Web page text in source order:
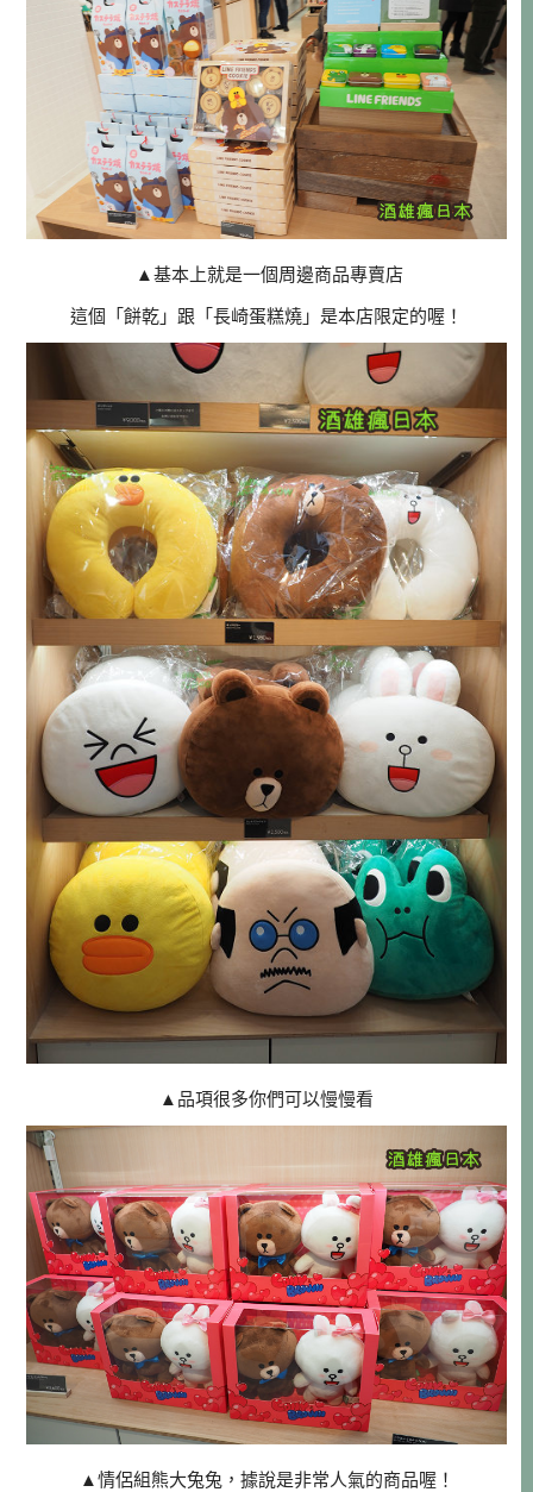
▲基本上就是一個周邊商品專賣店
這個「餅乾」跟「長崎蛋糕燒」是本店限定的喔！
▲ 品項很多你們可以慢慢看
▲情侶組熊大兔兔，據說是非常人氣的商品喔！